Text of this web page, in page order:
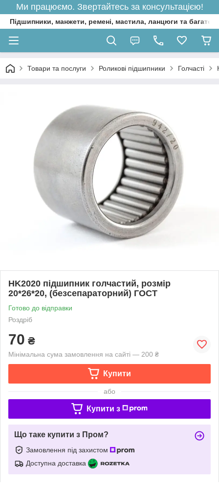
Ми працюємо. Звертайтесь за консультацією!
Підшипники, манжети, ремені, мастила, ланцюги та багато
Товари та послуги Роликові підшипники Голчасті
HK2020 підшипник голчастий, розмір
20*26*20, (безсепараторний) ГОСТ
Готово до відправки
Роздріб
70 ₴
Мінімальна сума замовлення на сайті — 200 ₴
Купити
або
Купити з
Що таке купити з Пром?
Замовлення під захистом
Доступна доставка